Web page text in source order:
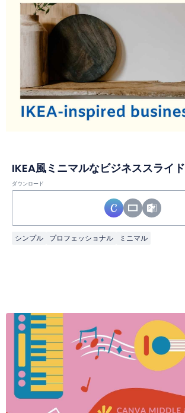
IKEA風ミニマルなビジネススライド
ダウンロード
シンプル プロフェッショナル ミニマル